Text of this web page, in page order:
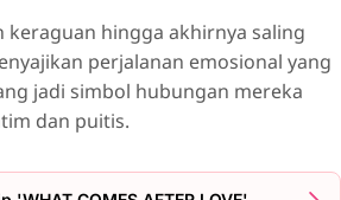
keraguan hingga akhirnya saling
perjalanan emosional yang
jadi simbol hubungan mereka
dan puitis.